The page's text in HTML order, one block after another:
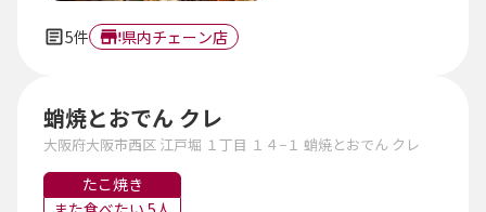
5件 県内チェーン店
蛸焼とおでん クレ
大阪府大阪市西区 江戸堀 １丁目 １４−１ 蛸焼とおでん クレ
たこ焼き